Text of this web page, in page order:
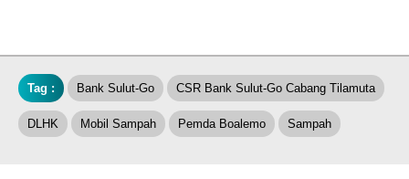
Tag : Bank Sulut-Go CSR Bank Sulut-Go Cabang Tilamuta
DLHK Mobil Sampah Pemda Boalemo Sampah